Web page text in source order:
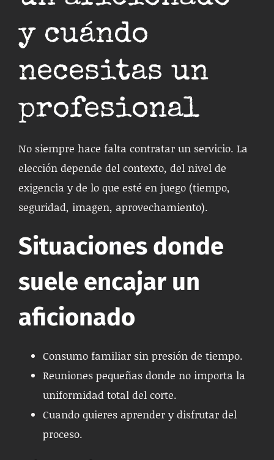
y cuándo
necesitas un
profesional
No siempre hace falta contratar un servicio. La
elección depende del contexto, del nivel de
exigencia y de lo que esté en juego (tiempo,
seguridad, imagen, aprovechamiento).
Situaciones donde
suele encajar un
aficionado
Consumo familiar sin presión de tiempo.
Reuniones pequeñas donde no importa la
uniformidad total del corte.
Cuando quieres aprender y disfrutar del
proceso.